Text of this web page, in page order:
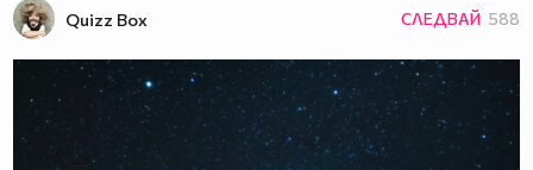
Quizz Box СЛЕДВАЙ 588